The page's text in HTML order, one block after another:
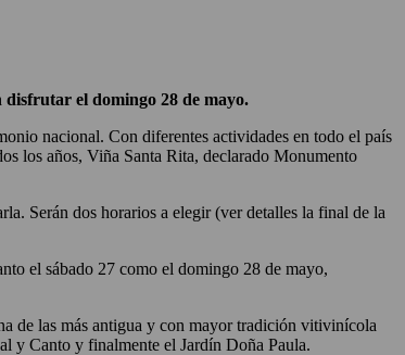
disfrutar el domingo 28 de mayo.
nacional. Con diferentes actividades en todo el país
los años, Viña Santa Rita, declarado Monumento
Serán dos horarios a elegir (ver detalles la final de la
el sábado 27 como el domingo 28 de mayo,
de las más antigua y con mayor tradición vitivinícola
y Canto y finalmente el Jardín Doña Paula.